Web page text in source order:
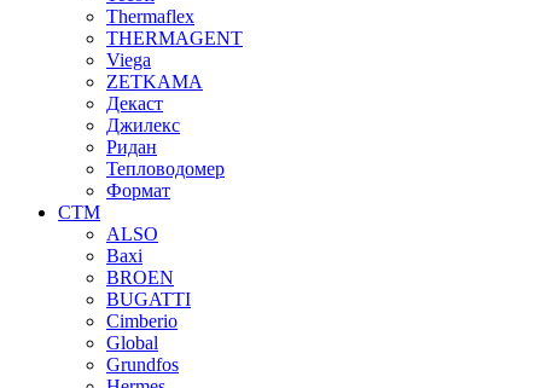
Thermaflex
THERMAGENT
Viega
ZETKAMA
Декаст
Джилекс
Ридан
Тепловодомер
Формат
СТМ
ALSO
Baxi
BROEN
BUGATTI
Cimberio
Global
Grundfos